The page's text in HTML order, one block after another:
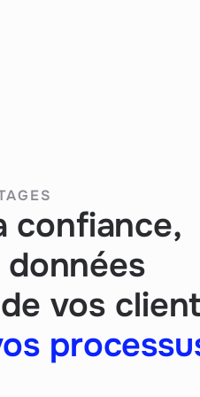
confiance,
vos